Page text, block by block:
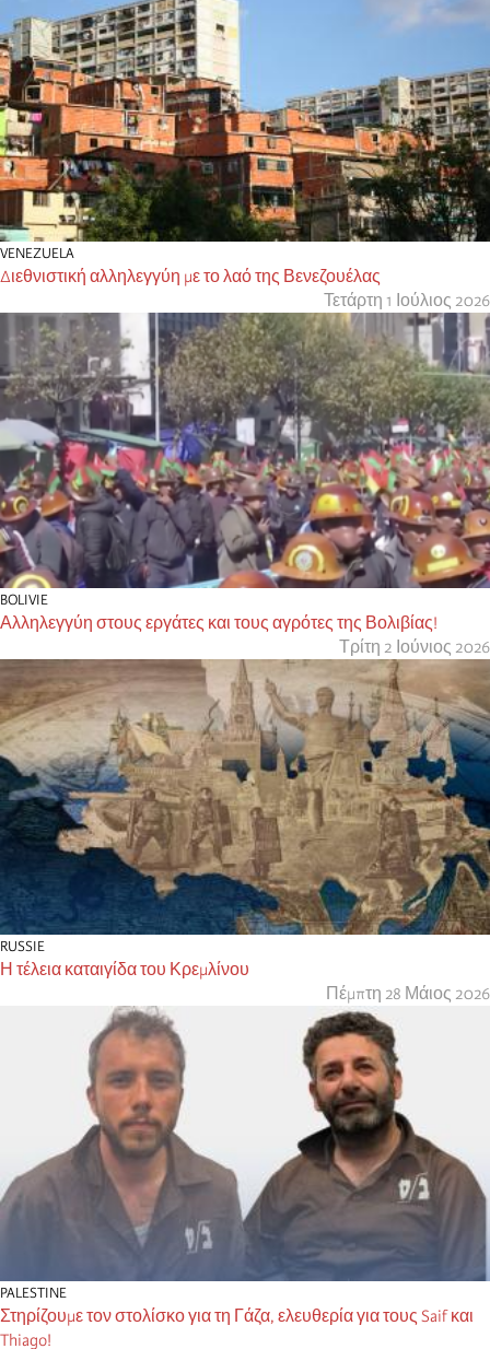
VENEZUELA
Διεθνιστική αλληλεγγύη με το λαό της Βενεζουέλας
Τετάρτη 1 Ιούλιος 2026
BOLIVIE
Αλληλεγγύη στους εργάτες και τους αγρότες της Βολιβίας!
Τρίτη 2 Ιούνιος 2026
RUSSIE
Η τέλεια καταιγίδα του Κρεμλίνου
Πέμπτη 28 Μάιος 2026
PALESTINE
Στηρίζουμε τον στολίσκο για τη Γάζα, ελευθερία για τους Saif και
Thiago!